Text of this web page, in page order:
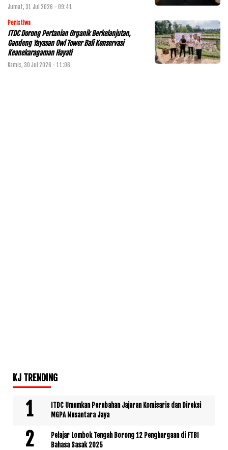
Jumat, 31 Jul 2026 - 09:41
Peristiwa
ITDC Dorong Pertanian Organik Berkelanjutan,
Gandeng Yayasan Owl Tower Bali Konservasi
Keanekaragaman Hayati
Kamis, 30 Jul 2026 - 11:06
KJ TRENDING
ITDC Umumkan Perubahan Jajaran Komisaris dan Direksi
MGPA Nusantara Jaya
Pelajar Lombok Tengah Borong 12 Penghargaan di FTBI
Bahasa Sasak 2025